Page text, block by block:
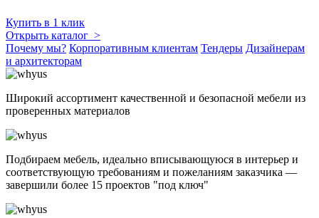
Купить в 1 клик
Открыть каталог >
Почему мы? Корпоративным клиентам Тендеры Дизайнерам
и архитекторам
Широкий ассортимент качественной и безопасной мебели из
проверенных материалов
Подбираем мебель, идеально вписывающуюся в интерьер и
соответствующую требованиям и пожеланиям заказчика —
завершили более 15 проектов "под ключ"